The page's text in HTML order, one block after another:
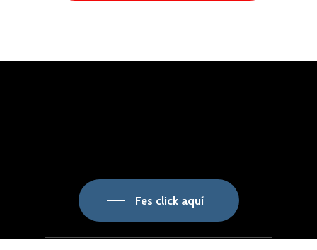
Fes click aquí